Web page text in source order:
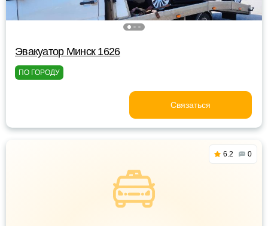
Эвакуатор Минск 1626
ПО ГОРОДУ
Связаться
6.2 0